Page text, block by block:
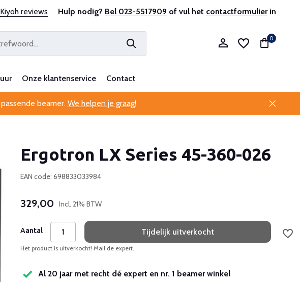
25 jaar betrouwbaar en ervaren Professionele klantenservice
Kiyoh reviews Hulp nodig? Bel 023-5517909 of vul het contactformulierin
Account aanmaken
0
Onze klantenservice Contact
beamer. We helpen je graag!
Ergotron LX Series 45-360-026
EAN code: 698833033984
329,00 Incl. 21% BTW
Aantal Tijdelijk uitverkocht
Het product is uitverkocht! Mail de expert.
Al 20 jaar met recht dé expert en nr. 1 beamer winkel